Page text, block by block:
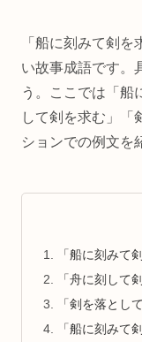
「船に刻みて剣
い故事成語です。
う。ここでは「船
して剣を求む」「
ションでの例文を
「船に刻みて
「舟に刻して
「剣を落とし
「船に刻みて